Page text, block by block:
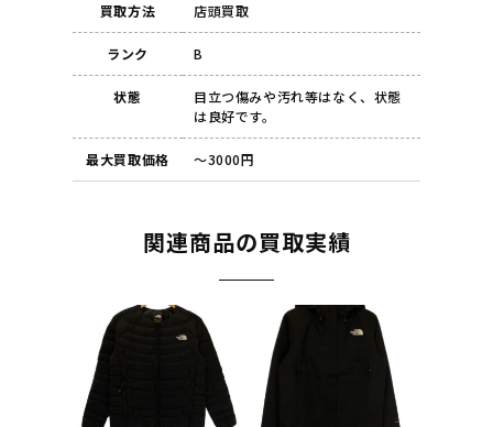
買取方法 店頭買取
ランク B
状態
目立つ傷みや汚れ等はなく、状態
は良好です。
最大買取価格 ～3000円
関連商品の買取実績